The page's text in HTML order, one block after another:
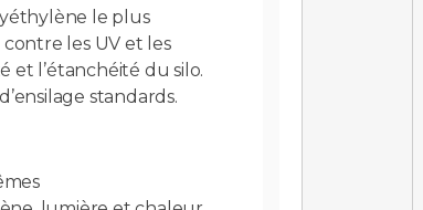
le plus
les UV et les
et l’étanchéité du silo.
standards.